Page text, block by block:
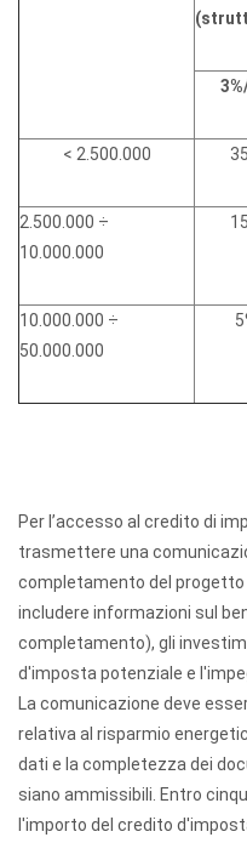
< 2.500.000
2.500.000 ÷
10.000.000
10.000.000 ÷
50.000.000
Per l’accesso al credito di
trasmettere una
completamento del progetto
includere informazioni sul
completamento), gli
d'imposta potenziale e
La comunicazione deve
relativa al risparmio
dati e la completezza dei
siano ammissibili. Entro
l'importo del credito